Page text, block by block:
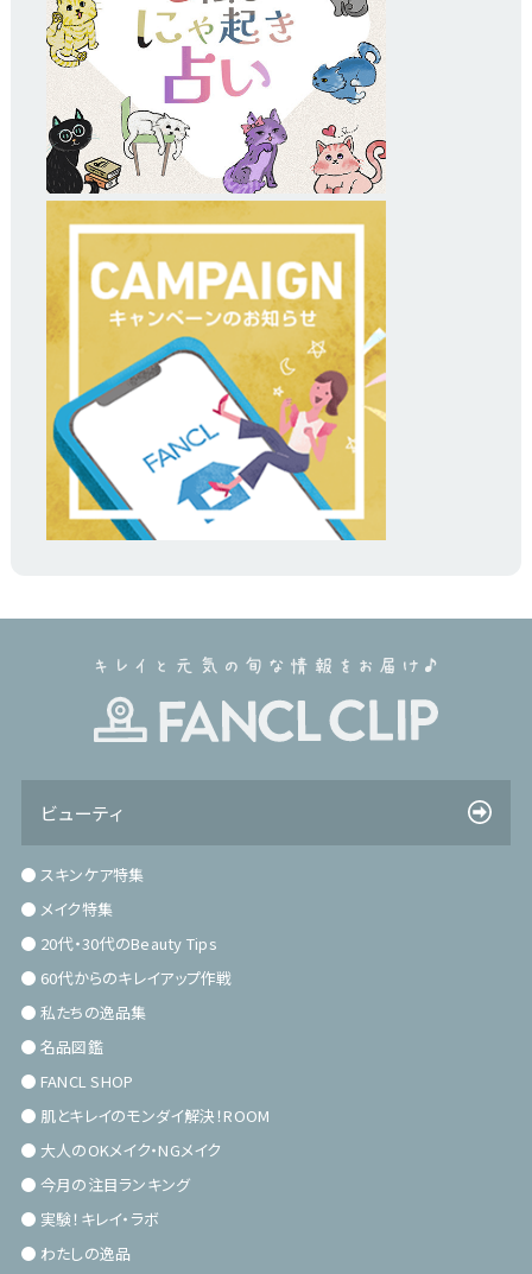
ビューティ
スキンケア特集
メイク特集
20代・30代のBeauty Tips
60代からのキレイアップ作戦
私たちの逸品集
名品図鑑
FANCL SHOP
肌とキレイのモンダイ解決！ROOM
大人のOKメイク・NGメイク
今月の注目ランキング
実験！キレイ・ラボ
わたしの逸品